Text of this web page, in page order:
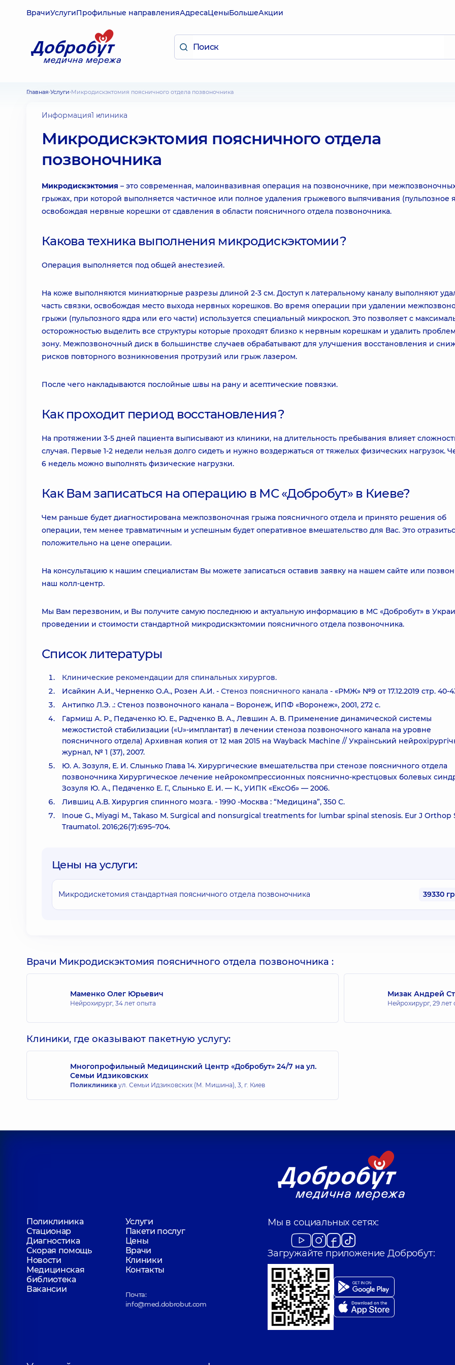
ВрачиУслугиПрофильные направленияАдресаЦеныБольшеАкции
Главная Услуги Микродискэктомия поясничного отдела позвоночника
Информация1 клиника
Микродискэктомия поясничного отдела
позвоночника
Микродискэктомия – это современная, малоинвазивная операция на позвоночнике, при
грыжах, при которой выполняется частичное или полное удаления грыжевого выпячивания (пульпозное
освобождая нервные корешки от сдавления в области поясничного отдела позвоночника.
Какова техника выполнения микродискэктомии?
Операция выполняется под общей анестезией.
На коже выполняются миниатюрные разрезы длиной 2-3 см. Доступ к латеральному каналу выполняют
часть связки, освобождая место выхода нервных корешков. Во время операции при удалении
грыжи (пульпозного ядра или его части) используется специальный микроскоп. Это позволяет с
осторожностью выделить все структуры которые проходят близко к нервным корешкам и удалить
зону. Межпозвоночный диск в большинстве случаев обрабатывают для улучшения восстановления и
рисков повторного возникновения протрузий или грыж лазером.
После чего накладываются послойные швы на рану и асептические повязки.
Как проходит период восстановления?
На протяжении 3-5 дней пациента выписывают из клиники, на длительность пребывания влияет
случая. Первые 1-2 недели нельзя долго сидеть и нужно воздержаться от тяжелых физических нагрузок.
6 недель можно выполнять физические нагрузки.
Как Вам записаться на операцию в МС «Добробут» в Киеве?
Чем раньше будет диагностирована межпозвоночная грыжа поясничного отдела и принято решения об
операции, тем менее травматичным и успешным будет оперативное вмешательство для Вас. Это
положительно на цене операции.
На консультацию к нашим специалистам Вы можете записаться оставив заявку на нашем сайте или
наш колл-центр.
Мы Вам перезвоним, и Вы получите самую последнюю и актуальную информацию в МС «Добробут» в
проведении и стоимости стандартной микродискэктомии поясничного отдела позвоночника.
Список литературы
Клинические рекомендации для спинальных хирургов.
Исайкин А.И., Черненко О.А., Розен А.И. - Стеноз поясничного канала - «РМЖ» №9 от 17.12.2019 стр. 40-
Антипко Л.Э. .: Стеноз позвоночного канала – Воронеж, ИПФ «Воронеж», 2001, 272 с.
Гармиш А. Р., Педаченко Ю. Е., Радченко В. А., Левшин А. В. Применение динамической системы
межостистой стабилизации («U»-имплантат) в лечении стеноза позвоночного канала на уровне
поясничного отдела) Архивная копия от 12 мая 2015 на Wayback Machine // Український
журнал, № 1 (37), 2007.
Ю. А. Зозуля, Е. И. Слынько Глава 14. Хирургические вмешательства при стенозе поясничного отдела
позвоночника Хирургическое лечение нейрокомпрессионных пояснично-крестцовых болевых
Зозуля Ю. А., Педаченко Е. Г., Слынько Е. И. — К., УИПК «ЕксОб» — 2006.
Лившиц А.В. Хирургия спинного мозга. - 1990 -Москва : “Медицина”, 350 С.
Inoue G., Miyagi M., Takaso M. Surgical and nonsurgical treatments for lumbar spinal stenosis. Eur J Orthop
Traumatol. 2016;26(7):695–704.
Цены на услуги:
Микродискетомия стандартная поясничного отдела позвоночника 39330
Врачи Микродискэктомия поясничного отдела позвоночника :
Маменко Олег Юрьевич
Нейрохирург, 34 лет опыта
Мизак Андрей
Нейрохирург, 29 лет
Клиники, где оказывают пакетную услугу:
Многопрофильный Медицинский Центр «Добробут» 24/7 на ул.
Семьи Идзиковских
Поликлиника ул. Семьи Идзиковских (М. Мишина), 3, г. Киев
Поликлиника
Услуги
Стационар
Пакети послуг
Диагностика
Цены
Скорая помощь
Врачи
Новости
Клиники
Медицинская
библиотека
Контакты
Вакансии
Почта:
info@med.dobrobut.com
Мы в социальных сетях:
Загружайте приложение Добробут: